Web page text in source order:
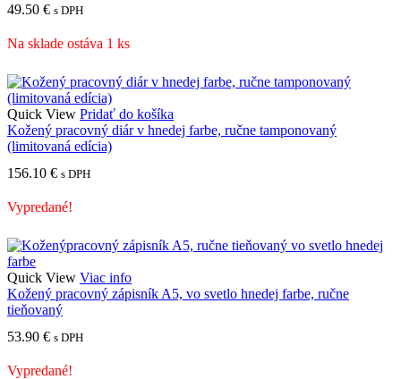
49.50 € s DPH
Na sklade ostáva 1 ks
Quick View Pridať do košíka
Kožený pracovný diár v hnedej farbe, ručne tamponovaný
(limitovaná edícia)
156.10 € s DPH
Vypredané!
Quick View Viac info
Kožený pracovný zápisník A5, vo svetlo hnedej farbe, ručne
tieňovaný
53.90 € s DPH
Vypredané!